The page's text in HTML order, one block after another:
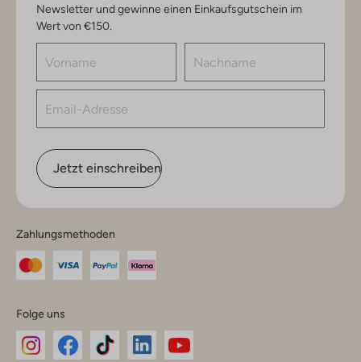
Newsletter und gewinne einen Einkaufsgutschein im
Wert von €150.
Jetzt einschreiben
Zahlungsmethoden
Folge uns